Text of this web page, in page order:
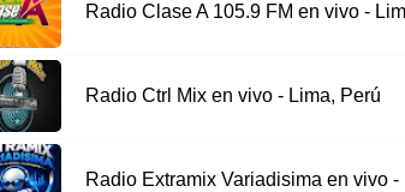
Radio Clase A 105.9 FM en vivo -
Radio Ctrl Mix en vivo - Lima, Perú
Radio Extramix Variadisima en vivo -